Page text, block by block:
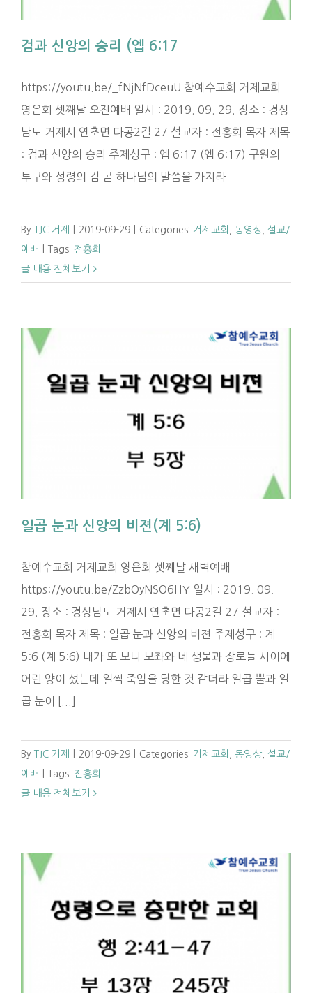
검과 신앙의 승리 (엡 6:17
https://youtu.be/_fNjNfDceuU 참예수교회 거제교회
영은회 셋째날 오전예배 일시 : 2019. 09. 29. 장소 : 경상
남도 거제시 연초면 다공2길 27 설교자 : 전홍희 목자 제목
: 검과 신앙의 승리 주제성구 : 엡 6:17 (엡 6:17) 구원의
투구와 성령의 검 곧 하나님의 말씀을 가지라
By TJC 거제 2019-09-29 Categories: 거제교회 동영상
설교/
예배
Tags: 전홍희
글 내용 전체보기
일곱 눈과 신앙의 비젼(계 5:6)
참예수교회 거제교회 영은회 셋째날 새벽예배
https://youtu.be/ZzbOyNSO6HY 일시 : 2019. 09.
29. 장소 : 경상남도 거제시 연초면 다공2길 27 설교자 :
전홍희 목자 제목 : 일곱 눈과 신앙의 비젼 주제성구 : 계
5:6 (계 5:6) 내가 또 보니 보좌와 네 생물과 장로들 사이에
어린 양이 섰는데 일찍 죽임을 당한 것 같더라 일곱 뿔과 일
곱 눈이 [...]
By TJC 거제 2019-09-29 Categories: 거제교회 동영상
설교/
예배
Tags: 전홍희
글 내용 전체보기